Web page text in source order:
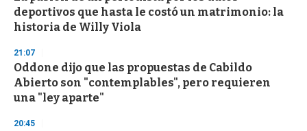
deportivos que hasta le costó un matrimonio: la
historia de Willy Viola
21:07
Oddone dijo que las propuestas de Cabildo
Abierto son "contemplables", pero requieren
una "ley aparte"
20:45